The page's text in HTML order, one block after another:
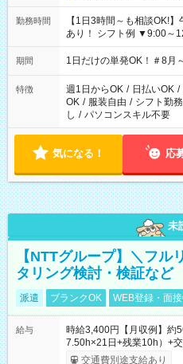
勤務時間
【1日3時間～も相談OK!
あり！ シフト例 ▼9:00～
▼18:00～21:00
期間 1日だけの単発OK！＃8
特徴 週1日からOK / 日払いOK /
OK / 服装自由 / シフト勤務
し / パソコンスキル不要
気になる！ 応
未
【NTTグループ】＼フル
タリング検討・検証など
派遣 ブランクOK WEB登録・面
給与
時給3,400円【月収例】約
7.50h×21日+残業10h）+
交通費別途支給あり